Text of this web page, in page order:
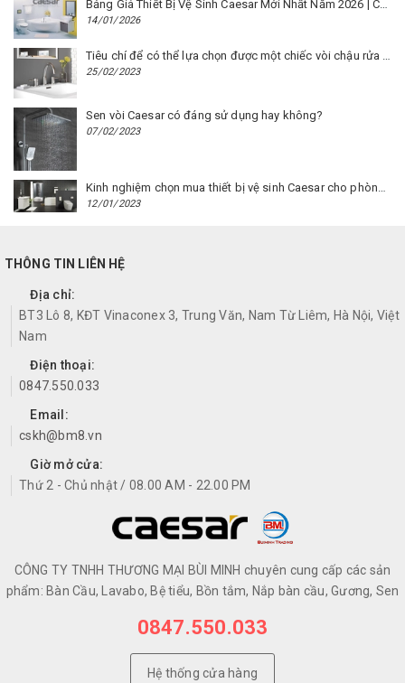
Bảng Giá Thiết Bị Vệ Sinh Caesar Mới Nhất Năm 2026 | Cập Nhật Liên Tục Tại BM8.VN
14/01/2026
Tiêu chí để có thể lựa chọn được một chiếc vòi chậu rửa mặt Caesar phù hợp
25/02/2023
Sen vòi Caesar có đáng sử dụng hay không?
07/02/2023
Kinh nghiệm chọn mua thiết bị vệ sinh Caesar cho phòng trọ
12/01/2023
THÔNG TIN LIÊN HỆ
Địa chỉ:
BT3 Lô 8, KĐT Vinaconex 3, Trung Văn, Nam Từ Liêm, Hà Nội, Việt
Nam
Điện thoại:
0847.550.033
Email:
cskh@bm8.vn
Giờ mở cửa:
Thứ 2 - Chủ nhật / 08.00 AM - 22.00 PM
CÔNG TY TNHH THƯƠNG MẠI BÙI MINH chuyên cung cấp các sản
phẩm: Bàn Cầu, Lavabo, Bệ tiểu, Bồn tắm, Nắp bàn cầu, Gương, Sen
0847.550.033
Hệ thống cửa hàng